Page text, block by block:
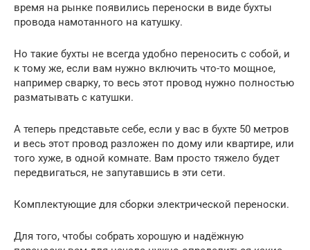
время на рынке появились переноски в виде бухты
провода намотанного на катушку.
Но такие бухты не всегда удобно переносить с собой, и
к тому же, если вам нужно включить что-то мощное,
например сварку, то весь этот провод нужно полностью
разматывать с катушки.
А теперь представьте себе, если у вас в бухте 50 метров
и весь этот провод разложен по дому или квартире, или
того хуже, в одной комнате. Вам просто тяжело будет
передвигаться, не запутавшись в эти сети.
Комплектующие для сборки электрической переноски.
Для того, чтобы собрать хорошую и надёжную